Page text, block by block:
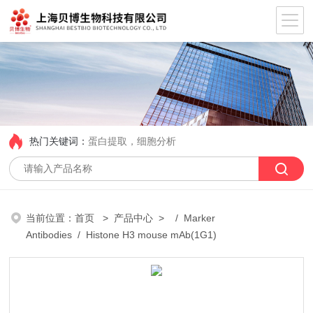
热门关键词：蛋白提取，细胞分析
当前位置：首页 > 产品中心 > / Marker
Antibodies / Histone H3 mouse mAb(1G1)